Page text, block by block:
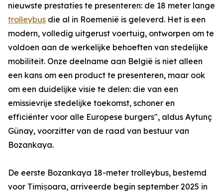
nieuwste prestaties te presenteren: de 18 meter lange
trolleybus die al in Roemenië is geleverd. Het is een
modern, volledig uitgerust voertuig, ontworpen om te
voldoen aan de werkelijke behoeften van stedelijke
mobiliteit. Onze deelname aan België is niet alleen
een kans om een product te presenteren, maar ook
om een duidelijke visie te delen: die van een
emissievrije stedelijke toekomst, schoner en
efficiënter voor alle Europese burgers", aldus Aytunç
Günay, voorzitter van de raad van bestuur van
Bozankaya.
De eerste Bozankaya 18-meter trolleybus, bestemd
voor Timișoara, arriveerde begin september 2025 in